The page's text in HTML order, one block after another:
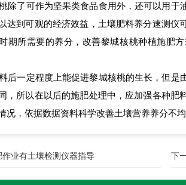
除了可作为坚果类食品食用外，还可以用于
达到可观的经济效益，土壤肥料养分速测仪
期所需要的养分，改善黎城核桃种植施肥
后一定程度上能促进黎城核桃的生长，但是
，所以在以后的施肥处理中，应加强各种肥
况，依据数据资料科学改善土壤营养养分不
业有土壤检测仪器指导 下